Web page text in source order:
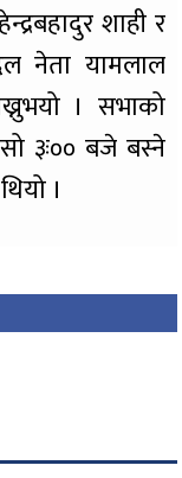
शाही र
नेता यामलाल
। सभाको
३ः०० बजे बस्ने
।